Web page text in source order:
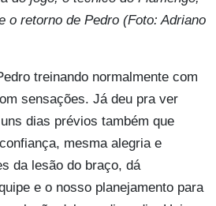
o retorno de Pedro (Foto: Adriano
treinando normalmente com
sensações. Já deu pra ver
dias prévios também que
mesma alegria e
da lesão do braço, dá
e o nosso planejamento para